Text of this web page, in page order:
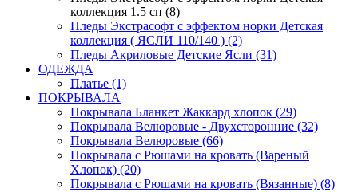
коллекция 1.5 сп (8)
Пледы Экстрасофт с эффектом норки Детская
коллекция ( ЯСЛИ 110/140 ) (2)
Пледы Акриловые Детские Ясли (31)
ОДЕЖДА
Платье (1)
ПОКРЫВАЛА
Покрывала Бланкет Жаккард хлопок (29)
Покрывала Велюровые - Двухсторонние (32)
Покрывала Велюровые (66)
Покрывала с Рюшами на кровать (Вареный
Хлопок) (20)
Покрывала с Рюшами на кровать (Вязанные) (8)